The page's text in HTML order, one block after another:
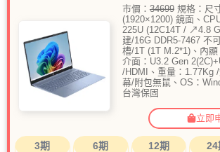
市價： 34699規格：尺
(1920×1200) 鏡面、
225U (12C14T / ↗4.8
建/16G DDR5-7467 不
槽/1T (1T M.2*1)、內顯
介面：U3.2 Gen
/HDMI、重量：1.77Kg
幕/附包無鼠、OS：
台灣保固
立即
3期 6期 12期 24